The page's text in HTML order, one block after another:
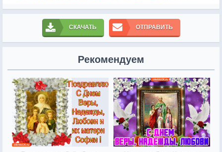
СКАЧАТЬ ОТПРАВИТЬ
Рекомендуем